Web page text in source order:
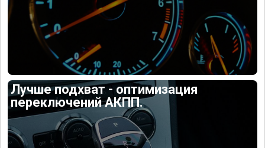
Лучше подхват - оптимизация
переключений АКПП.